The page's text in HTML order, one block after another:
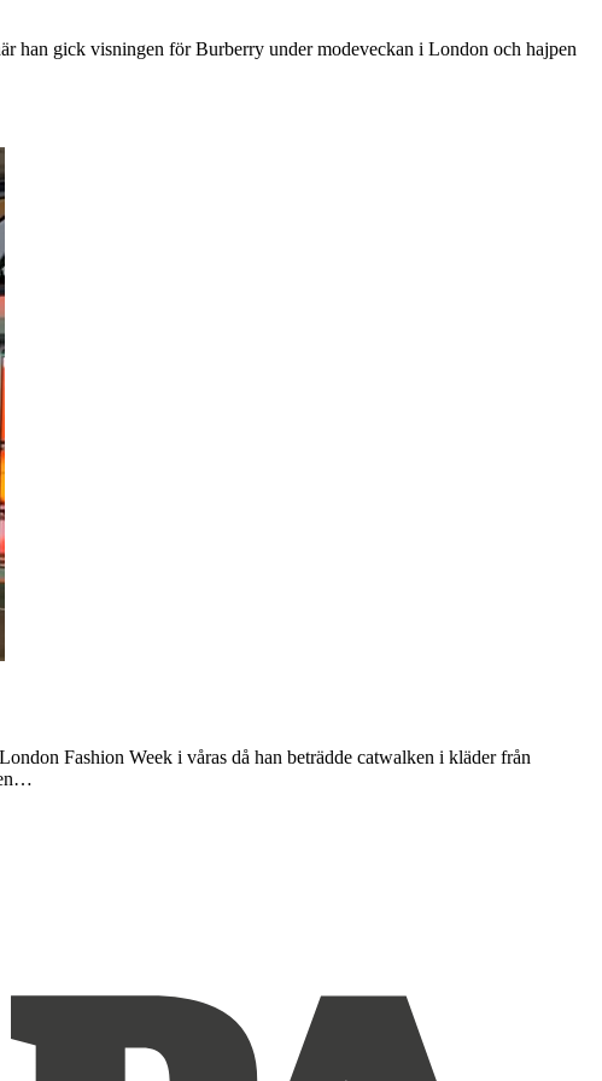
han gick visningen för Burberry under modeveckan i London och hajpen
Fashion Week i våras då han beträdde catwalken i kläder från